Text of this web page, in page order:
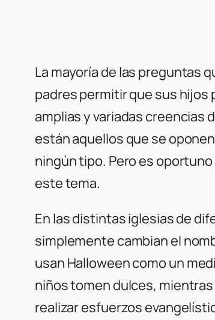
La mayoría de las preguntas
padres permitir que sus hijos
amplias y variadas creencias
están aquellos que se
ningún tipo. Pero es
este tema.
En las distintas iglesias de
simplemente cambian el
usan Halloween como un
niños tomen dulces,
realizar esfuerzos